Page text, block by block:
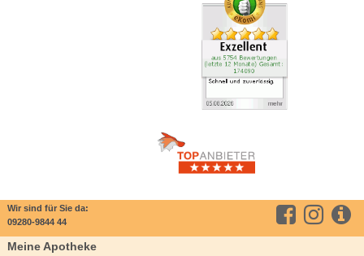
Wir sind für Sie da:
09280-9844 44
Meine Apotheke